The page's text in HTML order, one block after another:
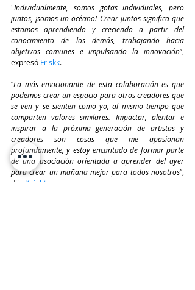
"Individualmente, somos gotas individuales, pero
juntos, ¡somos un océano! Crear juntos significa que
estamos aprendiendo y creciendo a partir del
conocimiento de los demás, trabajando hacia
objetivos comunes e impulsando la innovación”,
expresó Friskk.
“Lo más emocionante de esta colaboración es que
podemos crear un espacio para otros creadores que
se ven y se sienten como yo, al mismo tiempo que
comparten valores similares. Impactar, alentar e
inspirar a la próxima generación de artistas y
creadores son cosas que me apasionan
profundamente, y estoy encantado de formar parte
de una asociación orientada a aprender del ayer
para crear un mañana mejor para todos nosotros”,
dijo
Knight.